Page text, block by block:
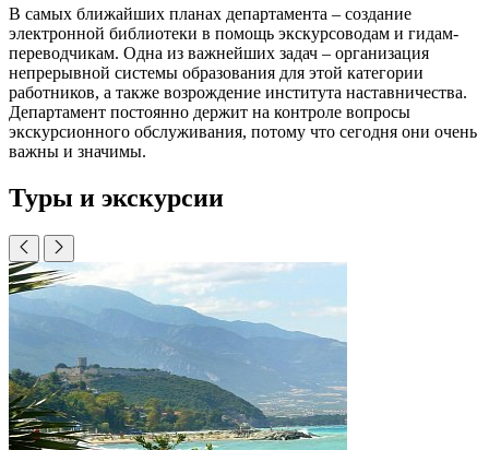
В самых ближайших планах департамента – создание
электронной библиотеки в помощь экскурсоводам и гидам-
переводчикам. Одна из важнейших задач – организация
непрерывной системы образования для этой категории
работников, а также возрождение института наставничества.
Департамент постоянно держит на контроле вопросы
экскурсионного обслуживания, потому что сегодня они очень
важны и значимы.
Туры и экскурсии